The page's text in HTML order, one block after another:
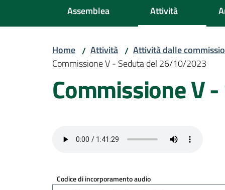
Assemblea Attività
Home / Attività / Attività dalle
Commissione V - Seduta del 26/10/2023
Commissione V
Codice di incorporamento audio